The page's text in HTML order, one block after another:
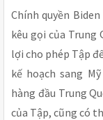
Chính quyền
kêu gọi của
lợi cho phép Tập
kế hoạch sang
hàng đầu Trung
của Tập, cũng có